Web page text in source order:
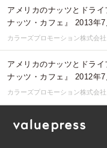
アメリカのナッツとドラ
ナッツ・カフェ』 2013年
カラーズプロモーション株式会社
アメリカのナッツとドラ
ナッツ・カフェ』 2012年
カラーズプロモーション株式会社